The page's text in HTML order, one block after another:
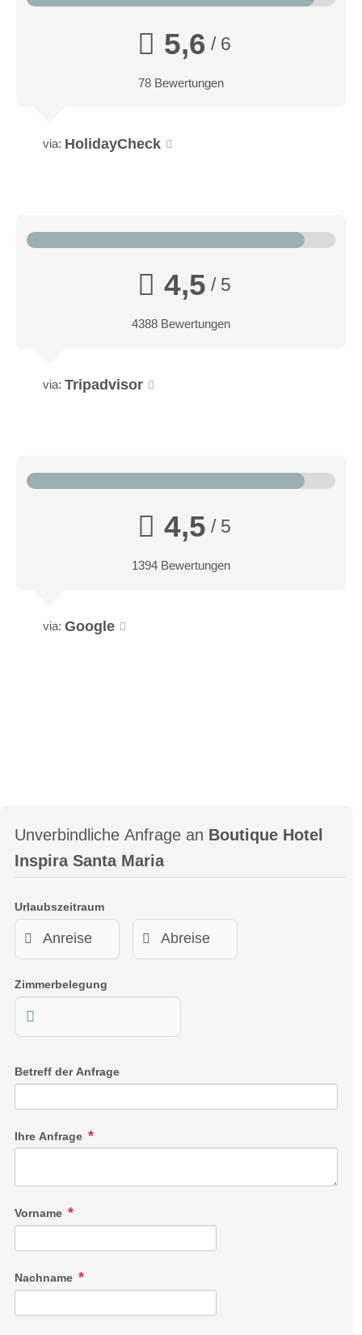
5,6 / 6
78 Bewertungen
via: HolidayCheck
4,5 / 5
4388 Bewertungen
via: Tripadvisor
4,5 / 5
1394 Bewertungen
via: Google
Unverbindliche Anfrage an Boutique Hotel
Inspira Santa Maria
Urlaubszeitraum
Zimmerbelegung
Betreff der Anfrage
Ihre Anfrage
Vorname
Nachname